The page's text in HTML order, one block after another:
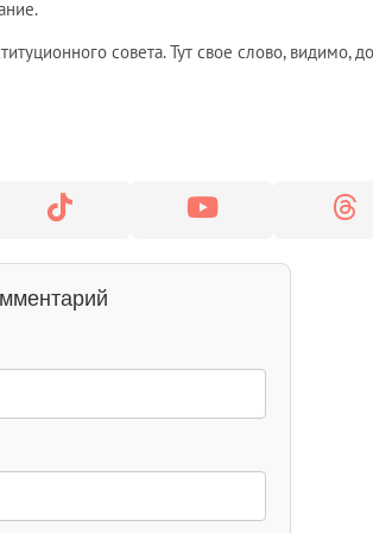
совета. Тут свое слово, видимо,